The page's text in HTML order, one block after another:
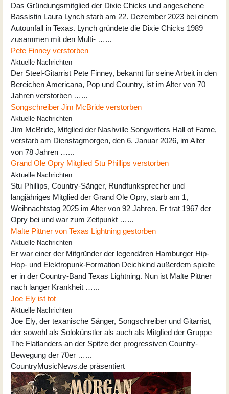
Das Gründungsmitglied der Dixie Chicks und angesehene
Bassistin Laura Lynch starb am 22. Dezember 2023 bei einem
Autounfall in Texas. Lynch gründete die Dixie Chicks 1989
zusammen mit den Multi- …...
Pete Finney verstorben
Aktuelle Nachrichten
Der Steel-Gitarrist Pete Finney, bekannt für seine Arbeit in den
Bereichen Americana, Pop und Country, ist im Alter von 70
Jahren verstorben …...
Songschreiber Jim McBride verstorben
Aktuelle Nachrichten
Jim McBride, Mitglied der Nashville Songwriters Hall of Fame,
verstarb am Dienstagmorgen, den 6. Januar 2026, im Alter
von 78 Jahren …...
Grand Ole Opry Mitglied Stu Phillips verstorben
Aktuelle Nachrichten
Stu Phillips, Country-Sänger, Rundfunksprecher und
langjähriges Mitglied der Grand Ole Opry, starb am 1,
Weihnachtstag 2025 im Alter von 92 Jahren. Er trat 1967 der
Opry bei und war zum Zeitpunkt …...
Malte Pittner von Texas Lightning gestorben
Aktuelle Nachrichten
Er war einer der Mitgründer der legendären Hamburger Hip-
Hop- und Elektropunk-Formation Deichkind außerdem spielte
er in der Country-Band Texas Lightning. Nun ist Malte Pittner
nach langer Krankheit …...
Joe Ely ist tot
Aktuelle Nachrichten
Joe Ely, der texanische Sänger, Songschreiber und Gitarrist,
der sowohl als Solokünstler als auch als Mitglied der Gruppe
The Flatlanders an der Spitze der progressiven Country-
Bewegung der 70er …...
CountryMusicNews.de präsentiert